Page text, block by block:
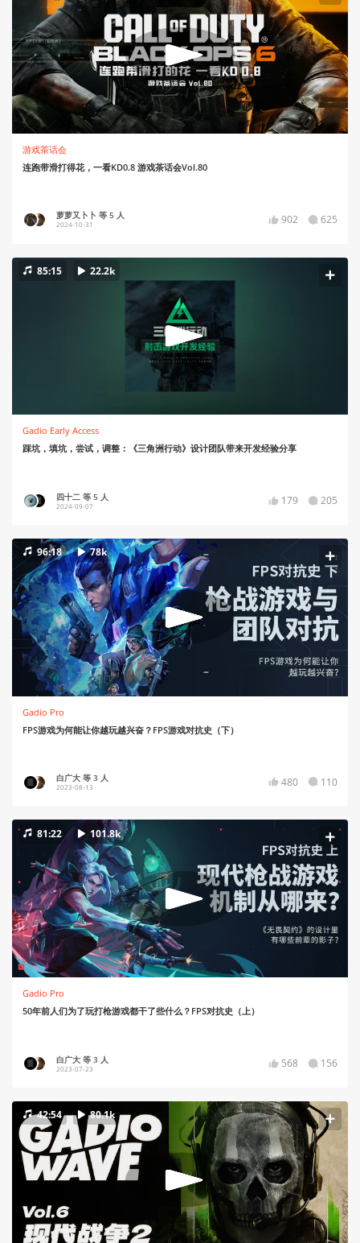
游戏茶话会
连跑带滑打得花，一看KD0.8 游戏茶话会Vol.80
萝萝又卜卜 等 5 人
2024-10-31 902 625
85:15 22.2k
Gadio Early Access
踩坑，填坑，尝试，调整：《三角洲行动》设计团队带来开发经验分享
四十二 等 5 人
2024-09-07 179 205
96:18 78k
Gadio Pro
FPS游戏为何能让你越玩越兴奋？FPS游戏对抗史（下）
白广大 等 3 人
2023-08-13 480 110
81:22 101.8k
Gadio Pro
50年前人们为了玩打枪游戏都干了些什么？FPS对抗史（上）
白广大 等 3 人
2023-07-23 568 156
42:54 80.1k